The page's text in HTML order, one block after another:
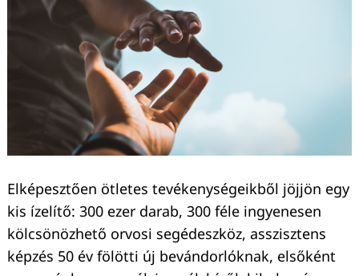
Elképesztően ötletes tevékenységeikből jöjjön egy
kis ízelítő: 300 ezer darab, 300 féle ingyenesen
kölcsönözhető orvosi segédeszköz, asszisztens
képzés 50 év fölötti új bevándorlóknak, elsőként